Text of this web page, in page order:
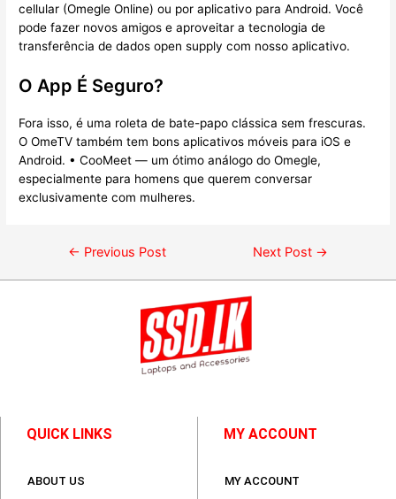
cellular (Omegle Online) ou por aplicativo para Android. Você
pode fazer novos amigos e aproveitar a tecnologia de
transferência de dados open supply com nosso aplicativo.
O App É Seguro?
Fora isso, é uma roleta de bate-papo clássica sem frescuras.
O OmeTV também tem bons aplicativos móveis para iOS e
Android. • CooMeet — um ótimo análogo do Omegle,
especialmente para homens que querem conversar
exclusivamente com mulheres.
← Previous Post Next Post →
QUICK LINKS
ABOUT US
MY ACCOUNT
MY ACCOUNT